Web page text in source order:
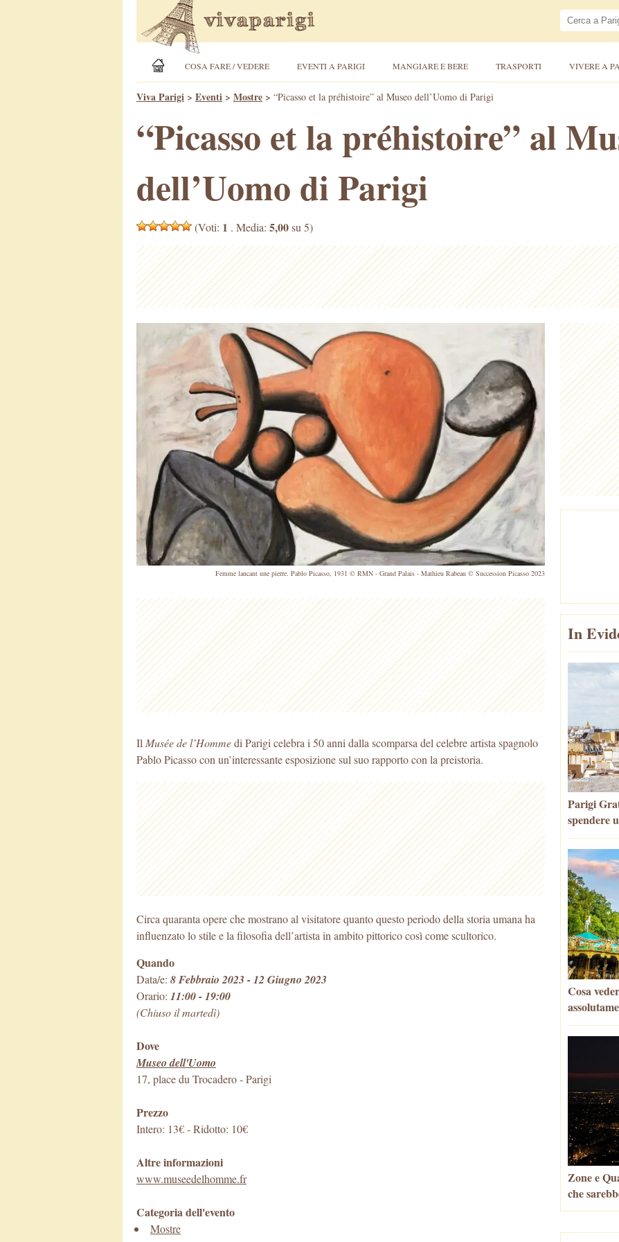
COSA FARE / VEDERE EVENTI A PARIGI MANGIARE E BERE TRASPORTI VIVERE A
Viva Parigi > Eventi > Mostre > “Picasso et la préhistoire” al Museo dell’Uomo di Parigi
“Picasso et la préhistoire” al
dell’Uomo di Parigi
(Voti: 1 . Media: 5,00su 5)
Femme lancant une pierre. Pablo Picasso, 1931 © RMN - Grand Palais - Mathieu Rabeau © Succession Picasso 2023
Il Musée de l’Hommedi Parigi celebra i 50 anni dalla scomparsa del celebre artista spagnolo
Pablo Picasso con un’interessante esposizione sul suo rapporto con la preistoria.
Circa quaranta opere che mostrano al visitatore quanto questo periodo della storia umana ha
influenzato lo stile e la filosofia dell’artista in ambito pittorico così come scultorico.
Quando
Data/e: 8 Febbraio 2023 - 12 Giugno 2023
Orario: 11:00 - 19:00
(Chiuso il martedì)
Dove
Museo dell'Uomo
17, place du Trocadero-Parigi
Prezzo
Intero: 13€ - Ridotto: 10€
Altre informazioni
www.museedelhomme.fr
Categoria dell'evento
Mostre
In
Parigi
spendere
Cosa
Zone e
che